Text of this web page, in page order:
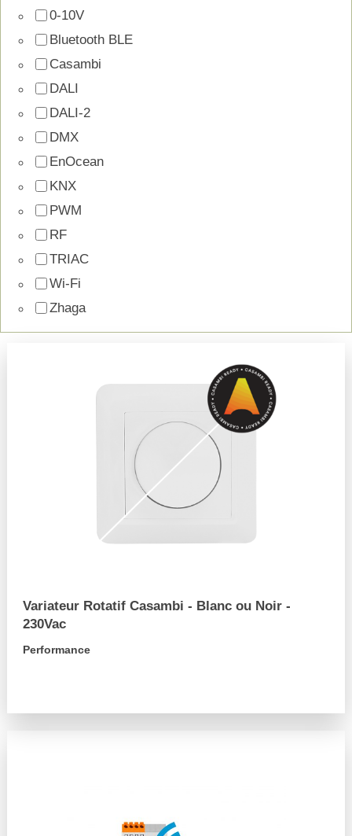
0-10V
Bluetooth BLE
Casambi
DALI
DALI-2
DMX
EnOcean
KNX
PWM
RF
TRIAC
Wi-Fi
Zhaga
Variateur Rotatif Casambi - Blanc ou Noir -
230Vac
Performance